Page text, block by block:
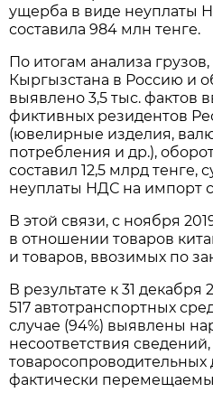
ущерба в виде неуплаты
составила 984 млн тенге.
По итогам анализа
Кыргызстана в Россию и
выявлено 3,5 тыс. фактов
фиктивных резидентов
(ювелирные изделия,
потребления и др.),
составил 12,5 млрд тенге,
неуплаты НДС на импорт
В этой связи, с ноября
в отношении товаров
и товаров, ввозимых по
В результате к 31 декабря
517 автотранспортных
случае (94%) выявлены
несоответствия
товаросопроводительных
фактически